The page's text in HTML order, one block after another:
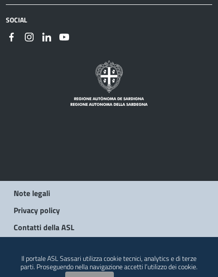
SOCIAL
Note legali
Privacy policy
Contatti della ASL
Il portale ASL Sassari utilizza cookie tecnici, analytics e di terze
parti. Proseguendo nella navigazione accetti l’utilizzo dei cookie.